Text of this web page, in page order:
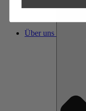
Über uns